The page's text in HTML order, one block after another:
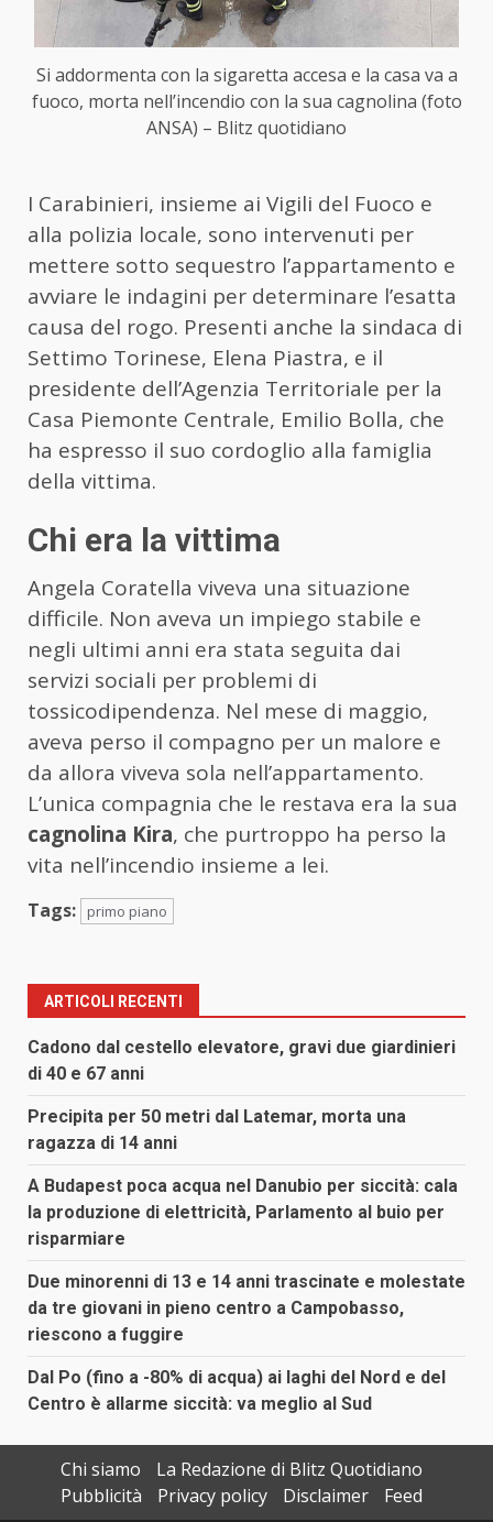
Si addormenta con la sigaretta accesa e la casa va a
fuoco, morta nell’incendio con la sua cagnolina (foto
ANSA) – Blitz quotidiano
I Carabinieri, insieme ai Vigili del Fuoco e
alla polizia locale, sono intervenuti per
mettere sotto sequestro l’appartamento e
avviare le indagini per determinare l’esatta
causa del rogo. Presenti anche la sindaca di
Settimo Torinese, Elena Piastra, e il
presidente dell’Agenzia Territoriale per la
Casa Piemonte Centrale, Emilio Bolla, che
ha espresso il suo cordoglio alla famiglia
della vittima.
Chi era la vittima
Angela Coratella viveva una situazione
difficile. Non aveva un impiego stabile e
negli ultimi anni era stata seguita dai
servizi sociali per problemi di
tossicodipendenza. Nel mese di maggio,
aveva perso il compagno per un malore e
da allora viveva sola nell’appartamento.
L’unica compagnia che le restava era la sua
cagnolina Kira, che purtroppo ha perso la
vita nell’incendio insieme a lei.
Tags: primo piano
ARTICOLI RECENTI
Cadono dal cestello elevatore, gravi due giardinieri
di 40 e 67 anni
Precipita per 50 metri dal Latemar, morta una
ragazza di 14 anni
A Budapest poca acqua nel Danubio per siccità: cala
la produzione di elettricità, Parlamento al buio per
risparmiare
Due minorenni di 13 e 14 anni trascinate e molestate
da tre giovani in pieno centro a Campobasso,
riescono a fuggire
Dal Po (fino a -80% di acqua) ai laghi del Nord e del
Centro è allarme siccità: va meglio al Sud
Chi siamo
La Redazione di Blitz Quotidiano
Pubblicità
Privacy policy Disclaimer Feed